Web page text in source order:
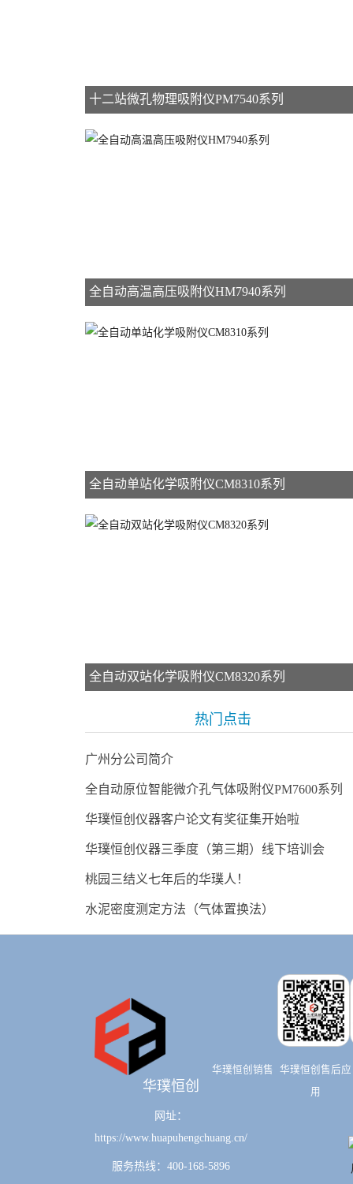
十二站微孔物理吸附仪PM7540系列
全自动高温高压吸附仪HM7940系列
全自动单站化学吸附仪CM8310系列
全自动双站化学吸附仪CM8320系列
热门点击
广州分公司简介
全自动原位智能微介孔气体吸附仪PM7600系列
华璞恒创仪器客户论文有奖征集开始啦
华璞恒创仪器三季度（第三期）线下培训会
桃园三结义七年后的华璞人！
水泥密度测定方法（气体置换法）
华璞恒创
网址：
https://www.huapuhengchuang.cn/
服务热线：400-168-5896
华璞恒创销售
华璞恒创售后应
用